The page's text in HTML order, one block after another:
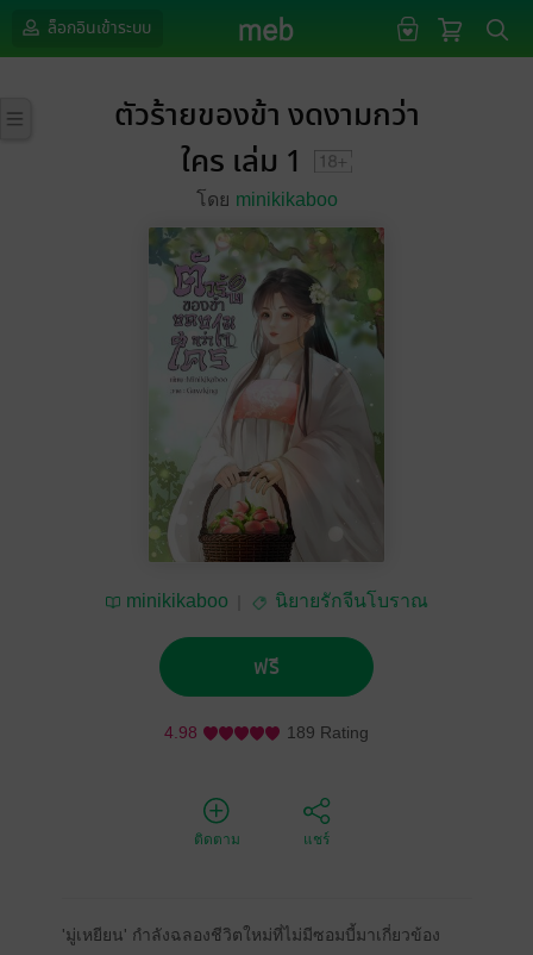
ล็อกอินเข้าระบบ
ตัวร้ายของข้า งดงามกว่า
ใคร เล่ม 1
โดย minikikaboo
minikikaboo นิยายรักจีนโบราณ
ฟรี
4.98 189 Rating
ติดตาม แชร์
'มู่เหยียน' กำลังฉลองชีวิตใหม่ที่ไม่มีซอมบี้มาเกี่ยวข้อง